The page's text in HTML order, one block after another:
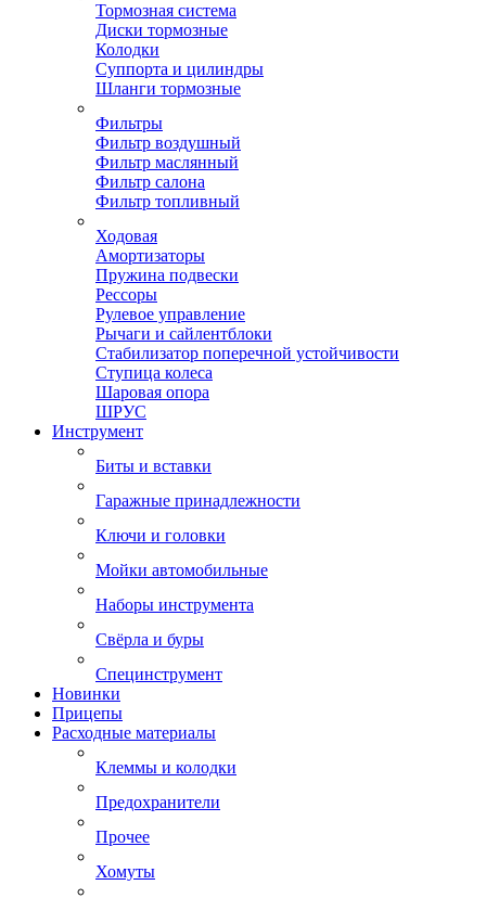
Тормозная система
Диски тормозные
Колодки
Суппорта и цилиндры
Шланги тормозные
Фильтры
Фильтр воздушный
Фильтр маслянный
Фильтр салона
Фильтр топливный
Ходовая
Амортизаторы
Пружина подвески
Рессоры
Рулевое управление
Рычаги и сайлентблоки
Стабилизатор поперечной устойчивости
Ступица колеса
Шаровая опора
ШРУС
Инструмент
Биты и вставки
Гаражные принадлежности
Ключи и головки
Мойки автомобильные
Наборы инструмента
Свёрла и буры
Специнструмент
Новинки
Прицепы
Расходные материалы
Клеммы и колодки
Предохранители
Прочее
Хомуты